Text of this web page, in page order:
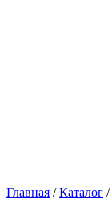
Главная /Каталог /